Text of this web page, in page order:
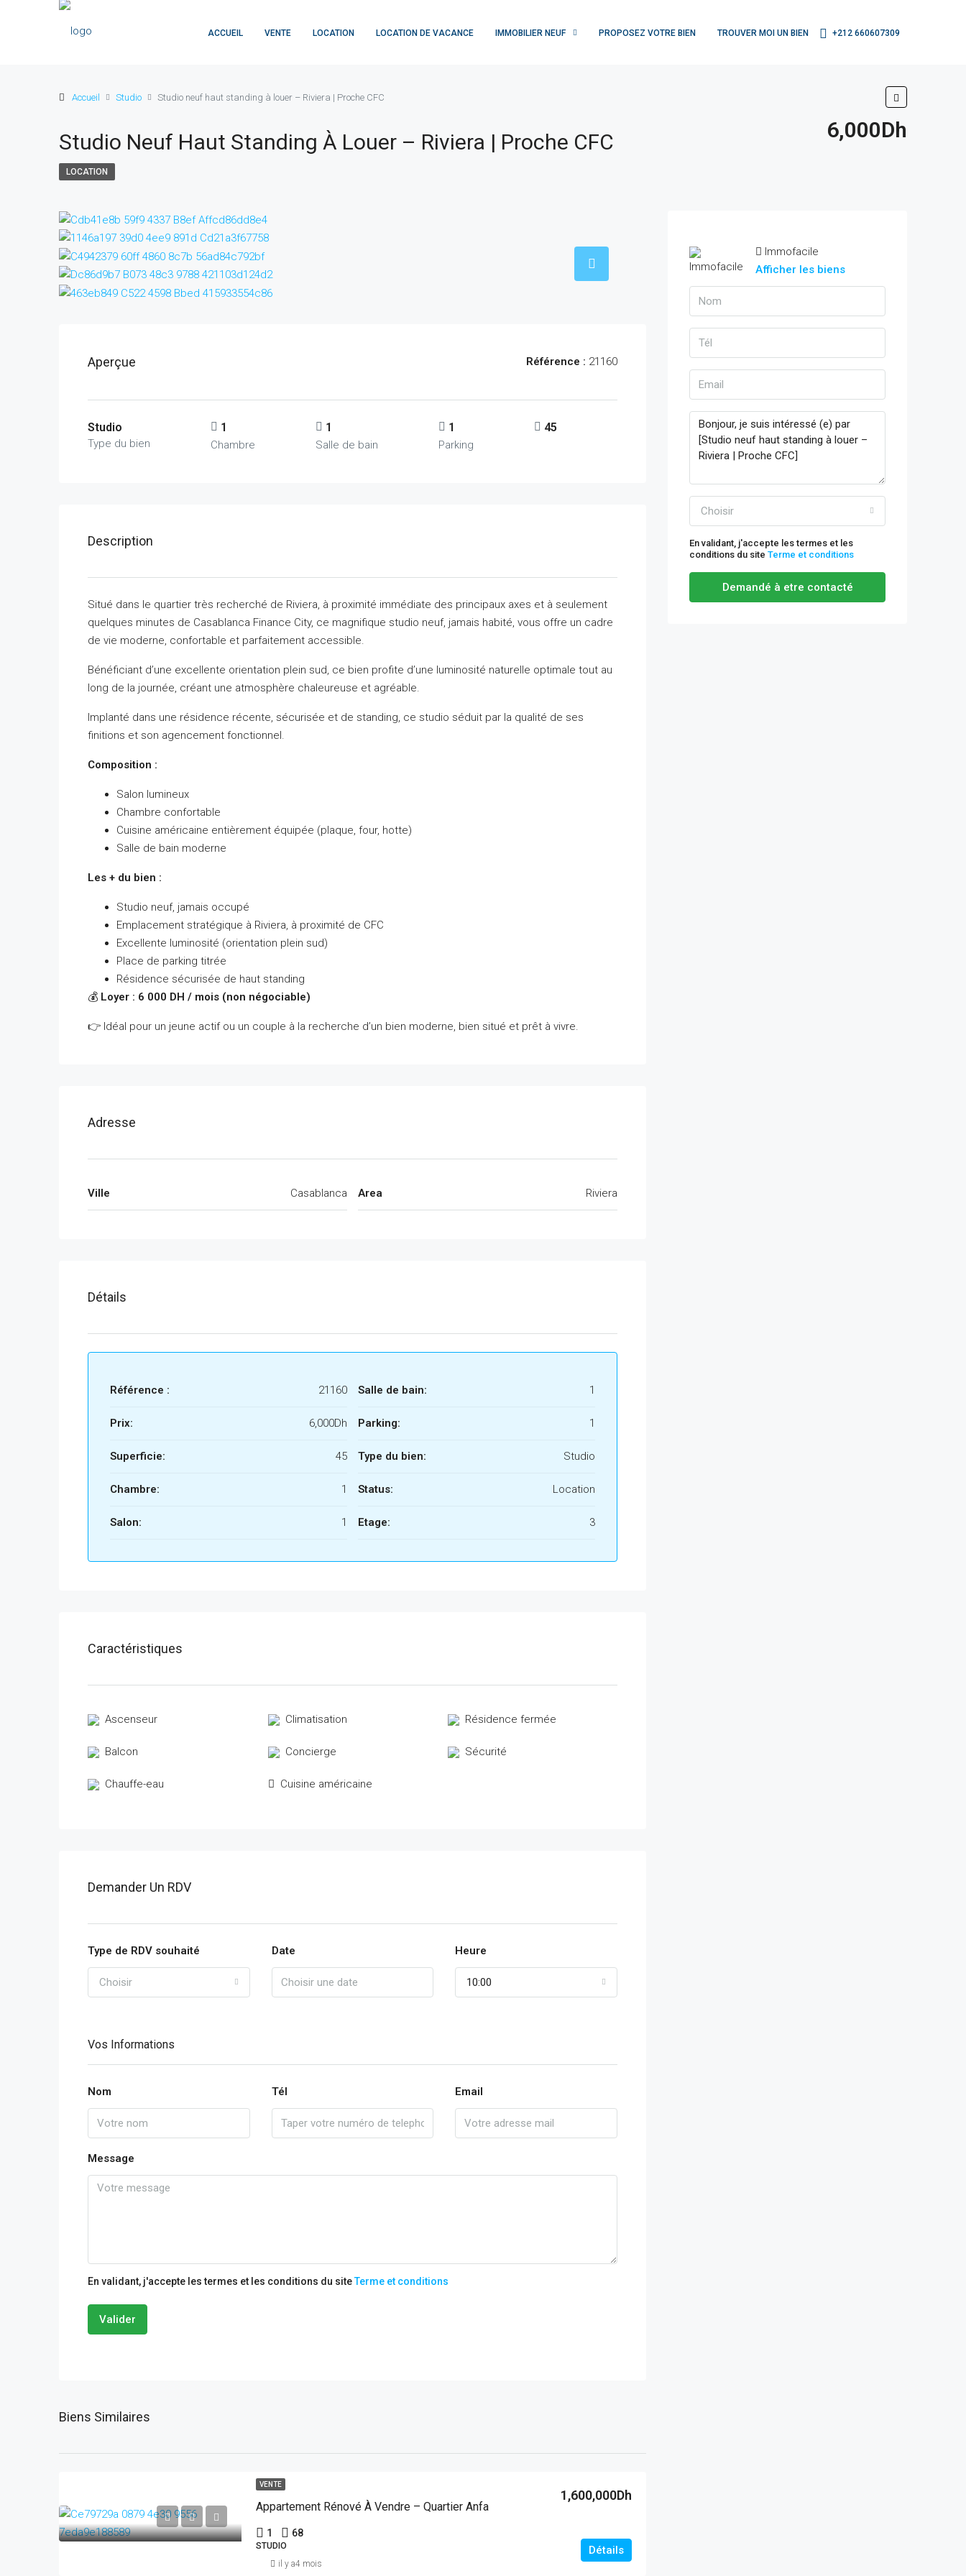
ACCUEIL VENTE LOCATION LOCATION DE VACANCE IMMOBILIER NEUF PROPOSEZ VOTRE BIEN TROUVER MOI UN BIEN +212 660607309
Accueil Studio Studio neuf haut standing à louer – Riviera | Proche CFC
Studio Neuf Haut Standing À Louer – Riviera | Proche CFC 6,000Dh
LOCATION
Aperçue Référence : 21160
Studio
Type du bien
1
Chambre
1
Salle de bain
1
Parking
45
Description
Situé dans le quartier très recherché de Riviera, à proximité immédiate des principaux axes et à seulement
quelques minutes de Casablanca Finance City, ce magnifique studio neuf, jamais habité, vous offre un cadre
de vie moderne, confortable et parfaitement accessible.
Bénéficiant d’une excellente orientation plein sud, ce bien profite d’une luminosité naturelle optimale tout au
long de la journée, créant une atmosphère chaleureuse et agréable.
Implanté dans une résidence récente, sécurisée et de standing, ce studio séduit par la qualité de ses
finitions et son agencement fonctionnel.
Composition :
Salon lumineux
Chambre confortable
Cuisine américaine entièrement équipée (plaque, four, hotte)
Salle de bain moderne
Les + du bien :
Studio neuf, jamais occupé
Emplacement stratégique à Riviera, à proximité de CFC
Excellente luminosité (orientation plein sud)
Place de parking titrée
Résidence sécurisée de haut standing
💰 Loyer : 6 000 DH / mois (non négociable)
👉 Idéal pour un jeune actif ou un couple à la recherche d’un bien moderne, bien situé et prêt à vivre.
Adresse
Ville Casablanca Area Riviera
Détails
Référence : 21160
Prix: 6,000Dh
Superficie: 45
Chambre: 1
Salon: 1
Salle de bain: 1
Parking: 1
Type du bien: Studio
Status: Location
Etage: 3
Caractéristiques
Ascenseur
Balcon
Chauffe-eau
Climatisation
Concierge
Cuisine américaine
Résidence fermée
Sécurité
Demander Un RDV
Type de RDV souhaité
Choisir
Date Heure
10:00
Vos Informations
Nom Tél Email
Message
En validant, j'accepte les termes et les conditions du siteTerme et conditions
Valider
Biens Similaires
VENTE
Appartement Rénové À Vendre – Quartier Anfa
1,600,000Dh
1 68
STUDIO Détails
il y a4 mois
Immofacile
Afficher les biens
Choisir
En validant, j'accepte les termes et les
conditions du site Terme et conditions
Demandé à etre contacté